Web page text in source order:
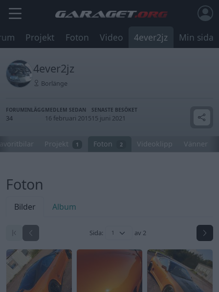
Projekt Foton Video 4ever2jz Min sida
4ever2jz
Borlänge
FORUMINLÄGG
34
MEDLEM SEDAN
16 februari 2015
SENASTE BESÖKET
15 juni 2021
Projekt 1 Foton 2 Videoklipp Vänner
Foton
Bilder Album
Sida: av 2